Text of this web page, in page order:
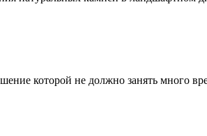
которой не должно занять много